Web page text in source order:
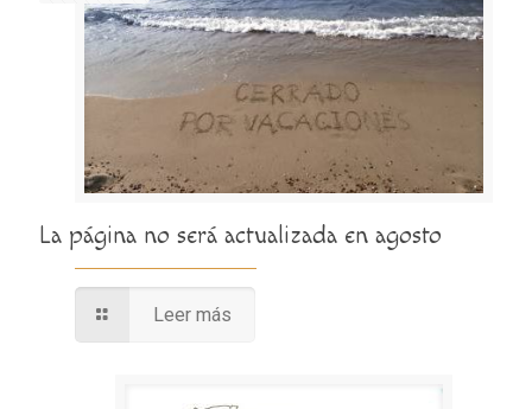
La página no será actualizada en agosto
Leer más